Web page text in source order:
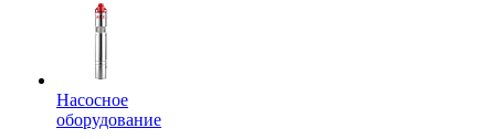
Насосное
оборудование